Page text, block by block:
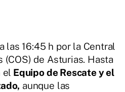
las 16:45 h por la Central
(COS) de Asturias. Hasta
el Equipo de Rescate y el
aunque las